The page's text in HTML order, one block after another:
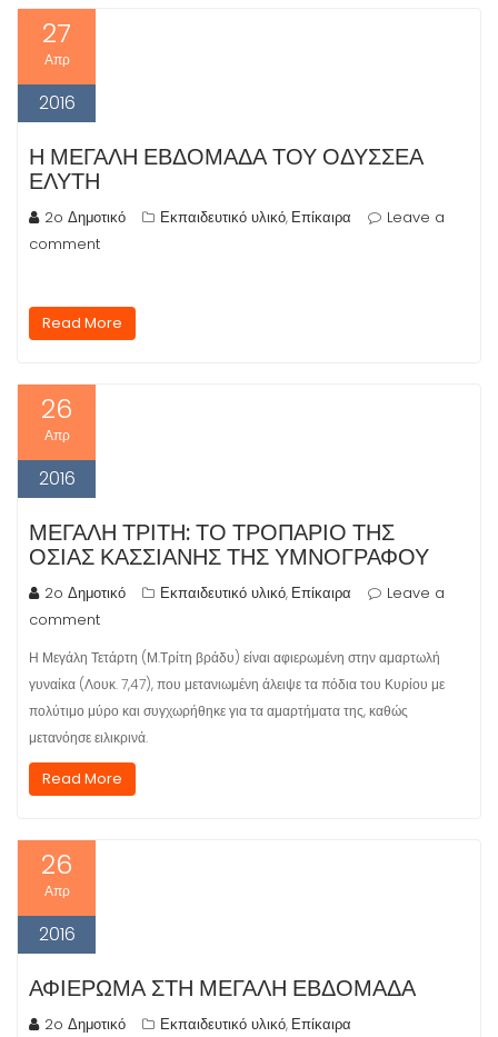
27
Απρ
2016
Η ΜΕΓΆΛΗ ΕΒΔΟΜΆΔΑ ΤΟΥ ΟΔΥΣΣΈΑ
ΕΛΎΤΗ
2o Δημοτικό Εκπαιδευτικό υλικό, Επίκαιρα
Leave a
comment
Read More
26
Απρ
2016
ΜΕΓΆΛΗ ΤΡΊΤΗ: ΤΟ ΤΡΟΠΆΡΙΟ ΤΗΣ
ΟΣΊΑΣ ΚΑΣΣΙΑΝΉΣ ΤΗΣ ΥΜΝΟΓΡΆΦΟΥ
2o Δημοτικό Εκπαιδευτικό υλικό, Επίκαιρα
Leave a
comment
Η Μεγάλη Τετάρτη (Μ.Τρίτη βράδυ) είναι αφιερωμένη στην αμαρτωλή
γυναίκα (Λουκ. 7,47), που μετανιωμένη άλειψε τα πόδια του Κυρίου με
πολύτιμο μύρο και συγχωρήθηκε για τα αμαρτήματα της, καθώς
μετανόησε ειλικρινά.
Read More
26
Απρ
2016
ΑΦΙΈΡΩΜΑ ΣΤΗ ΜΕΓΆΛΗ ΕΒΔΟΜΆΔΑ
2o Δημοτικό Εκπαιδευτικό υλικό, Επίκαιρα